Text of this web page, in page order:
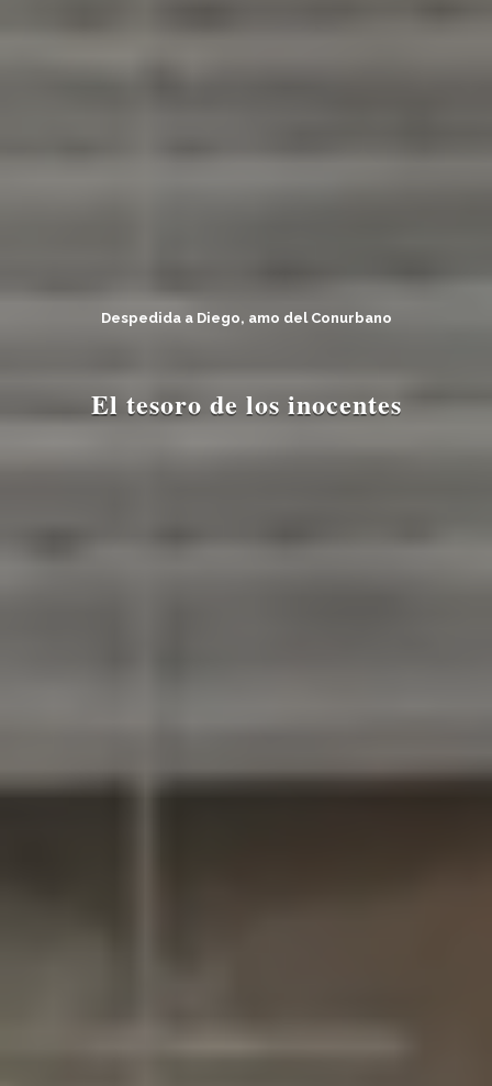
Despedida a Diego, amo del Conurbano
El tesoro de los inocentes